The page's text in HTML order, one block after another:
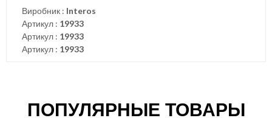
Виробник : Interos
Артикул : 19933
Артикул : 19933
Артикул : 19933
ПОПУЛЯРНЫЕ ТОВАРЫ